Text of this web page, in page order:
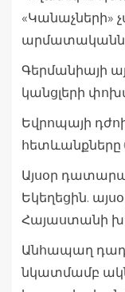
«Կանաչների»
Գերմանիայի
կանցլերի
Եվրոպայի
հետևանքները
Այսօր
Եկեղեցին.
Հայաստանի
Անհապաղ
նկատմամբ